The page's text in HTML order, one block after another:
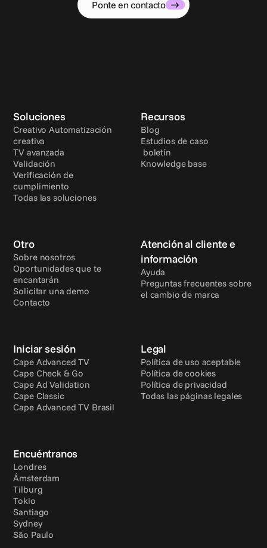
Ponte en contacto
Soluciones
Creativo Automatización
creativa
TV avanzada
Validación
Verificación de
cumplimiento
Todas las soluciones
Recursos
Blog
Estudios de caso
boletín
Knowledge base
Otro
Sobre nosotros
Oportunidades que te
encantarán
Solicitar una demo
Contacto
Atención al cliente e
información
Ayuda
Preguntas frecuentes sobre
el cambio de marca
Iniciar sesión
Cape Advanced TV
Cape Check & Go
Cape Ad Validation
Cape Classic
Cape Advanced TV Brasil
Legal
Política de uso aceptable
Política de cookies
Política de privacidad
Todas las páginas legales
Encuéntranos
Londres
Ámsterdam
Tilburg
Tokio
Santiago
Sydney
São Paulo